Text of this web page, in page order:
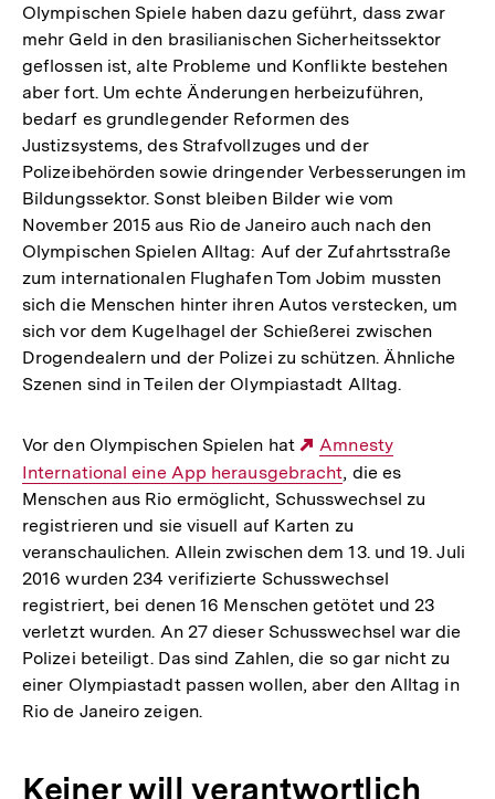
Olympischen Spiele haben dazu geführt, dass zwar
mehr Geld in den brasilianischen Sicherheitssektor
geflossen ist, alte Probleme und Konflikte bestehen
aber fort. Um echte Änderungen herbeizuführen,
bedarf es grundlegender Reformen des
Justizsystems, des Strafvollzuges und der
Polizeibehörden sowie dringender Verbesserungen im
Bildungssektor. Sonst bleiben Bilder wie vom
November 2015 aus Rio de Janeiro auch nach den
Olympischen Spielen Alltag: Auf der Zufahrtsstraße
zum internationalen Flughafen Tom Jobim mussten
sich die Menschen hinter ihren Autos verstecken, um
sich vor dem Kugelhagel der Schießerei zwischen
Drogendealern und der Polizei zu schützen. Ähnliche
Szenen sind in Teilen der Olympiastadt Alltag.
Vor den Olympischen Spielen hat
Externer
Link:
Amnesty
International eine App herausgebracht, die es
Menschen aus Rio ermöglicht, Schusswechsel zu
registrieren und sie visuell auf Karten zu
veranschaulichen. Allein zwischen dem 13. und 19. Juli
2016 wurden 234 verifizierte Schusswechsel
registriert, bei denen 16 Menschen getötet und 23
verletzt wurden. An 27 dieser Schusswechsel war die
Polizei beteiligt. Das sind Zahlen, die so gar nicht zu
einer Olympiastadt passen wollen, aber den Alltag in
Rio de Janeiro zeigen.
Keiner will verantwortlich